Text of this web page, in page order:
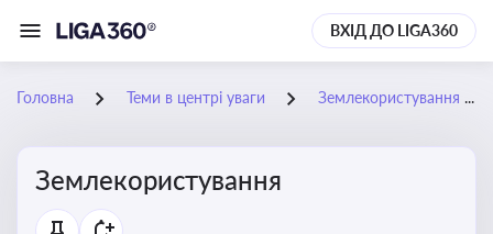
ВХІД ДО LIGA360
Головна Теми в центрі уваги Землекористування
Землекористування